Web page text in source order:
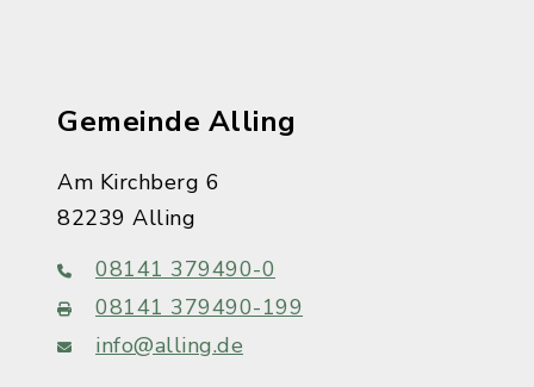
Gemeinde Alling
Am Kirchberg 6
82239 Alling
08141 379490-0
08141 379490-199
info@alling.de